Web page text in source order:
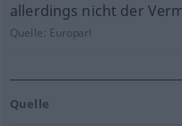
allerdings nicht der
Quelle: Europarl
Quelle